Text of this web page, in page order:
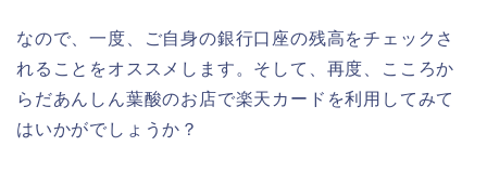
なので、一度、ご自身の銀行口座の残高をチェックさ
れることをオススメします。そして、再度、こころか
らだあんしん葉酸のお店で楽天カードを利用してみて
はいかがでしょうか？